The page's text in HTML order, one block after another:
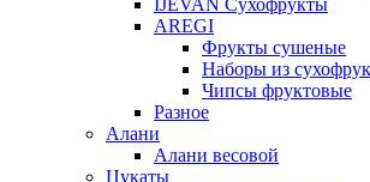
IJEVAN Сухофрукты
AREGI
Фрукты сушеные
Наборы из
Чипсы фруктовые
Разное
Алани
Алани весовой
Цукаты